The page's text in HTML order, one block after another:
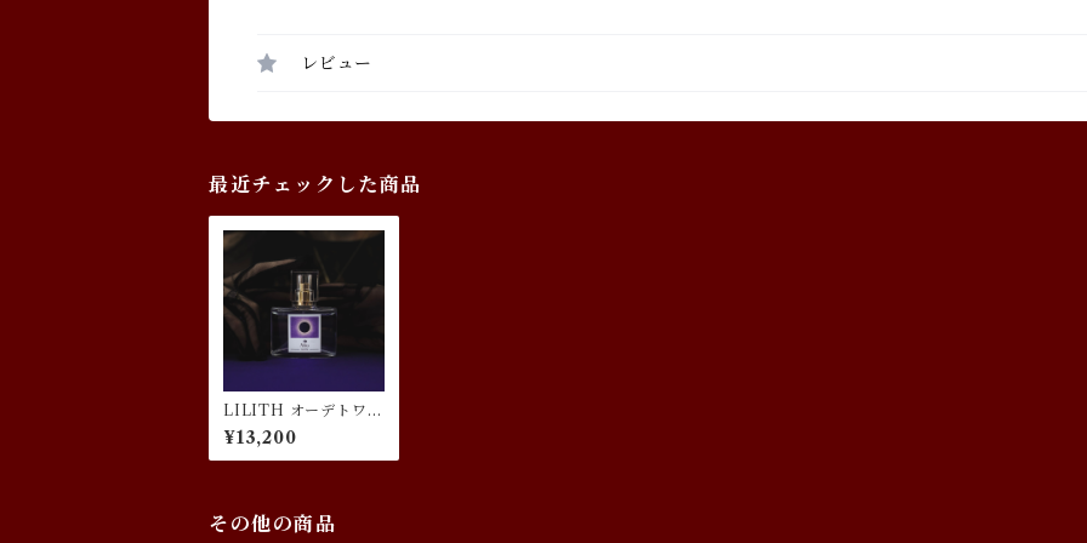
レビュー
最近チェックした商品
LILITH オーデトワレ
／ダークムーン・リリ
スの香り
¥13,200
その他の商品